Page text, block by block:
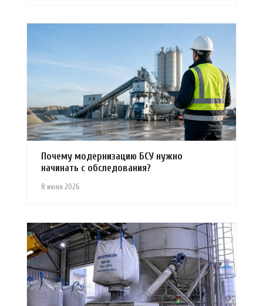
8 июня 2026
Почему модернизацию БСУ нужно
начинать с обследования?